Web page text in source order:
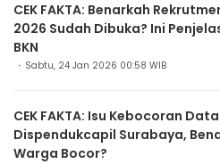
CEK FAKTA: Benarkah
2026 Sudah Dibuka? Ini
BKN
Sabtu, 24 Jan 2026 00:58 WIB
CEK FAKTA: Isu Kebocoran Data
Dispendukcapil Surabaya,
Warga Bocor?